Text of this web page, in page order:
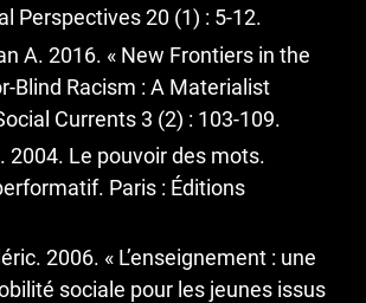
Perspectives 20 (1) : 5-12.
A. 2016. « New Frontiers in the
Blind Racism : A Materialist
Currents 3 (2) : 103-109.
2004. Le pouvoir des mots.
Paris : Éditions
2006. « L’enseignement : une
sociale pour les jeunes issus